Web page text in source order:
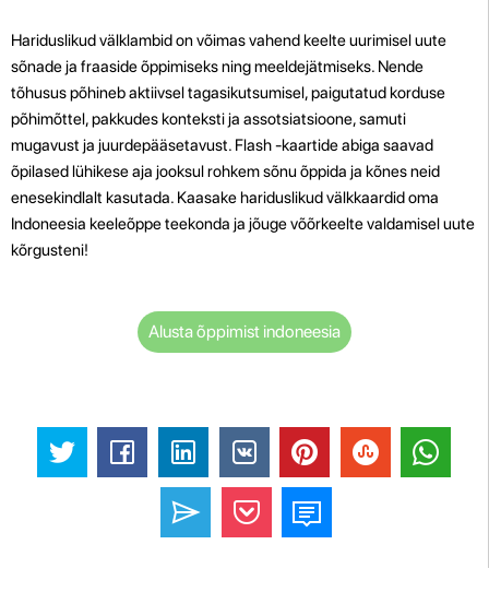
Hariduslikud välklambid on võimas vahend keelte uurimisel uute
sõnade ja fraaside õppimiseks ning meeldejätmiseks. Nende
tõhusus põhineb aktiivsel tagasikutsumisel, paigutatud korduse
põhimõttel, pakkudes konteksti ja assotsiatsioone, samuti
mugavust ja juurdepääsetavust. Flash -kaartide abiga saavad
õpilased lühikese aja jooksul rohkem sõnu õppida ja kõnes neid
enesekindlalt kasutada. Kaasake hariduslikud välkkaardid oma
Indoneesia keeleõppe teekonda ja jõuge võõrkeelte valdamisel uute
kõrgusteni!
Alusta õppimist indoneesia